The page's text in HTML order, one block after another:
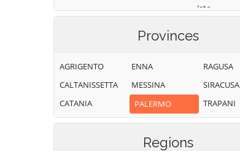
Bisacquino
Bompietro
Borgetto
Caccamo
Caltavuturo
Geraci Siculo
Giardinello
Godrano
Gratteri
Isnello
Isola delle
Femmine
Jato
Castelverde
Gela
Santa Flavia
Sciara
Provinces
AGRIGENTO
CALTANISSETTA
CATANIA
ENNA
MESSINA
PALERMO
RAGUSA
SIRACUSA
TRAPANI
Regions